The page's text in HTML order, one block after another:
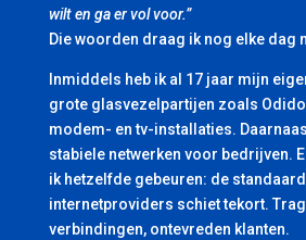
wilt en ga er vol voor.”
Die woorden draag ik nog elke dag
Inmiddels heb ik al 17 jaar mijn
grote glasvezelpartijen zoals
modem- en tv-installaties.
stabiele netwerken voor bedrijven.
ik hetzelfde gebeuren: de
internetproviders schiet tekort.
verbindingen, ontevreden klanten.